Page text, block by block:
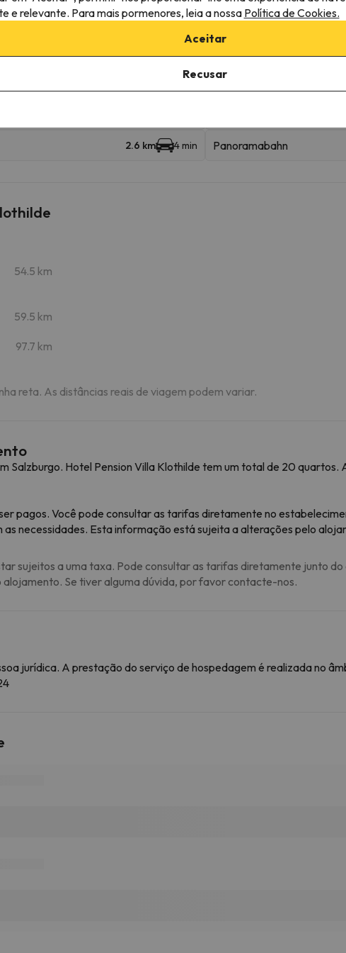
próximas
2.6 km 4 min Panoramabahn
54.5 km
59.5 km
97.7 km
reta. As distâncias reais de viagem podem variar.
Salzburgo. Hotel Pension Villa Klothilde tem um total de 20 quartos.
pagos. Você pode consultar as tarifas diretamente no
necessidades. Esta informação está sujeita a alterações pelo
sujeitos a uma taxa. Pode consultar as tarifas diretamente junto
Se tiver alguma dúvida, por favor contacte-nos.
jurídica. A prestação do serviço de hospedagem é realizada no
e relevante. Para mais pormenores, leia a nossa Política de Cookies.
Aceitar
Recusar